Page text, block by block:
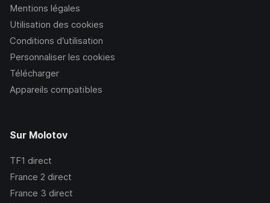
Mentions légales
Utilisation des cookies
Conditions d’utilisation
Personnaliser les cookies
Télécharger
Appareils compatibles
Sur Molotov
TF1 direct
France 2 direct
France 3 direct